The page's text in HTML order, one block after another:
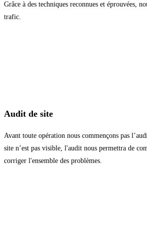
Grâce à des techniques reconnues et éprouvées,
trafic.
Audit de site
Avant toute opération nous commençons pas
site n’est pas visible, l'audit nous permettra de
corriger l'ensemble des problèmes.